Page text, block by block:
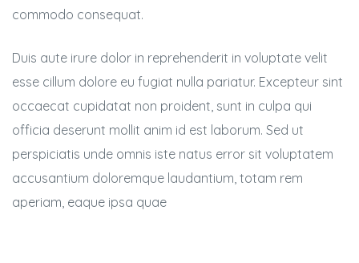
commodo consequat.
Duis aute irure dolor in reprehenderit in voluptate velit
esse cillum dolore eu fugiat nulla pariatur. Excepteur sint
occaecat cupidatat non proident, sunt in culpa qui
officia deserunt mollit anim id est laborum. Sed ut
perspiciatis unde omnis iste natus error sit voluptatem
accusantium doloremque laudantium, totam rem
aperiam, eaque ipsa quae